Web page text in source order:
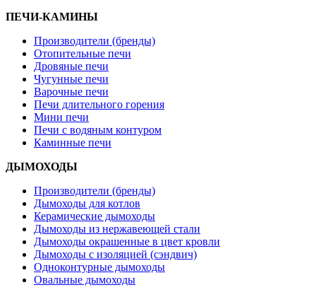
ПЕЧИ-КАМИНЫ
Производители (бренды)
Отопительные печи
Дровяные печи
Чугунные печи
Варочные печи
Печи длительного горения
Мини печи
Печи с водяным контуром
Каминные печи
ДЫМОХОДЫ
Производители (бренды)
Дымоходы для котлов
Керамические дымоходы
Дымоходы из нержавеющей стали
Дымоходы окрашенные в цвет кровли
Дымоходы с изоляцией (сэндвич)
Одноконтурные дымоходы
Овальные дымоходы